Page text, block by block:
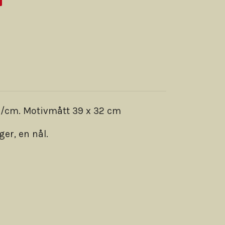
Motivmått 39 x 32 cm
en nål.